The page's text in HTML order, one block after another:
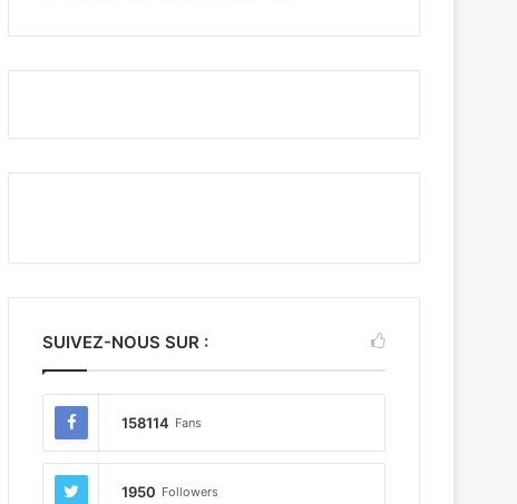
SUIVEZ-NOUS SUR :
158114 Fans
1950 Followers